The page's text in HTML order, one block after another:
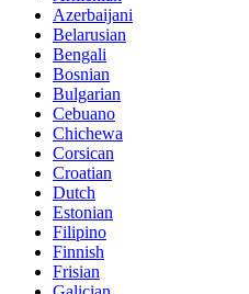
Azerbaijani
Belarusian
Bengali
Bosnian
Bulgarian
Cebuano
Chichewa
Corsican
Croatian
Dutch
Estonian
Filipino
Finnish
Frisian